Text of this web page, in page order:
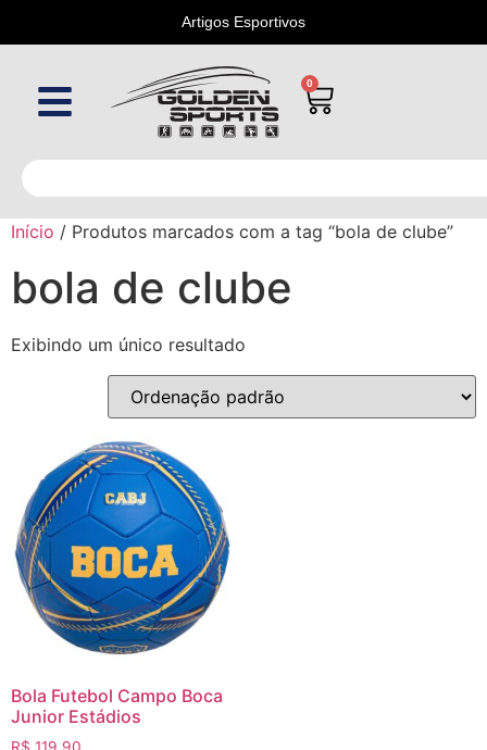
Artigos Esportivos
0
Início / Produtos marcados com a tag “bola de clube”
bola de clube
Exibindo um único resultado
Bola Futebol Campo Boca
Junior Estádios
R$ 119,90